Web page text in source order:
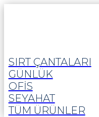
SIRT ÇANTALARI
GÜNLÜK
OFIS
SEYAHAT
TÜM ÜRÜNLER